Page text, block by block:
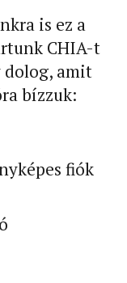
is ez a
CHIA-t
dolog, amit
bízzuk:
fiók